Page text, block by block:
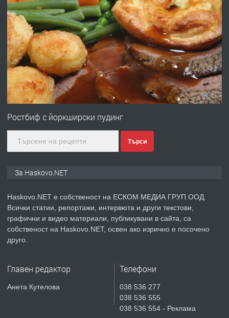
преди 3 дни
ПРЕДЛАГА Давам гараж под наем
преди 3 дни
ПРЕДЛАГА
№4120 Магазин/Офис под наем в кв.
градската градина!
преди 4 дни
ПРЕДЛАГА
Продавам парцел в гр. Хасково кв.
СГЛОБЯВАНЕ НА МЕБЕЛИ.
Ростбиф с йоркширски пудинг
Търси
За Haskovo.NET
Haskovo.NET е собственост на ЕСКОМ МЕДИА ГРУП ООД.
Всички статии, репортажи, интервюта и други текстови,
графични и видео материали, публикувани в сайта, са
собственост на Haskovo.NET, освен ако изрично е посочено
друго.
Главен редактор
Анета Кутелова
Телефони
038 536 277
038 536 555
038 536 554 - Реклама